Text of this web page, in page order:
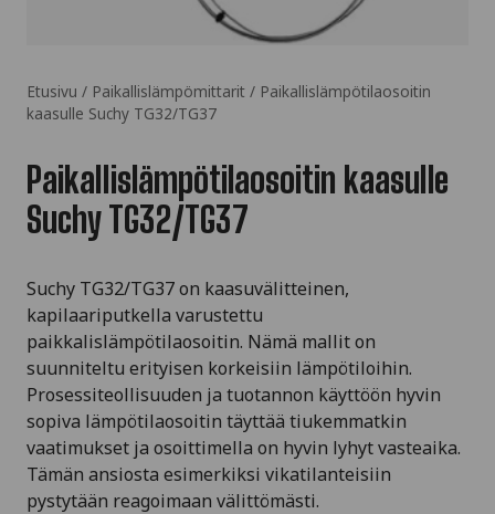
Etusivu / Paikallislämpömittarit / Paikallislämpötilaosoitin
kaasulle Suchy TG32/TG37
Paikallislämpötilaosoitin kaasulle
Suchy TG32/TG37
Suchy TG32/TG37 on kaasuvälitteinen,
kapilaariputkella varustettu
paikkalislämpötilaosoitin. Nämä mallit on
suunniteltu erityisen korkeisiin lämpötiloihin.
Prosessiteollisuuden ja tuotannon käyttöön hyvin
sopiva lämpötilaosoitin täyttää tiukemmatkin
vaatimukset ja osoittimella on hyvin lyhyt vasteaika.
Tämän ansiosta esimerkiksi vikatilanteisiin
pystytään reagoimaan välittömästi.